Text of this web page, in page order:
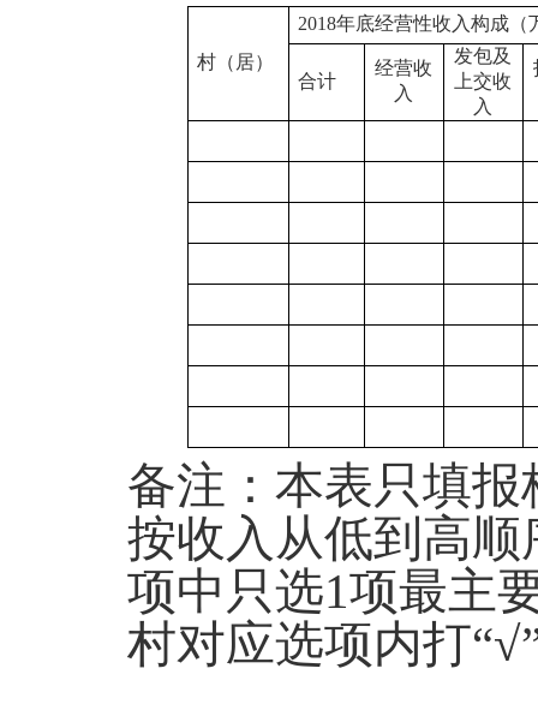
村（居）
2018年底经营性收入构成（
合计
经营收
入
发包及
上交收
入
备注 ：本表只填
按收入从低到高
项中只选1项最主
村对应选项内打